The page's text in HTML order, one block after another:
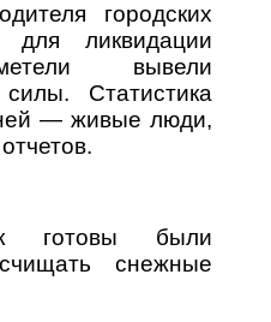
городских
для ликвидации
вывели
Статистика
ней — живые люди,
готовы были
снежные